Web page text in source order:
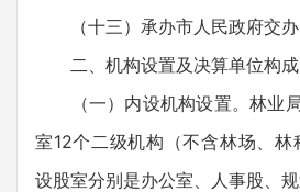
（十三）承办市人民政府交办
二、机构设置及决算单位构成
（一）内设机构设置。林业
室12个二级机构（不含林场、林
设股室分别是办公室、人事股、